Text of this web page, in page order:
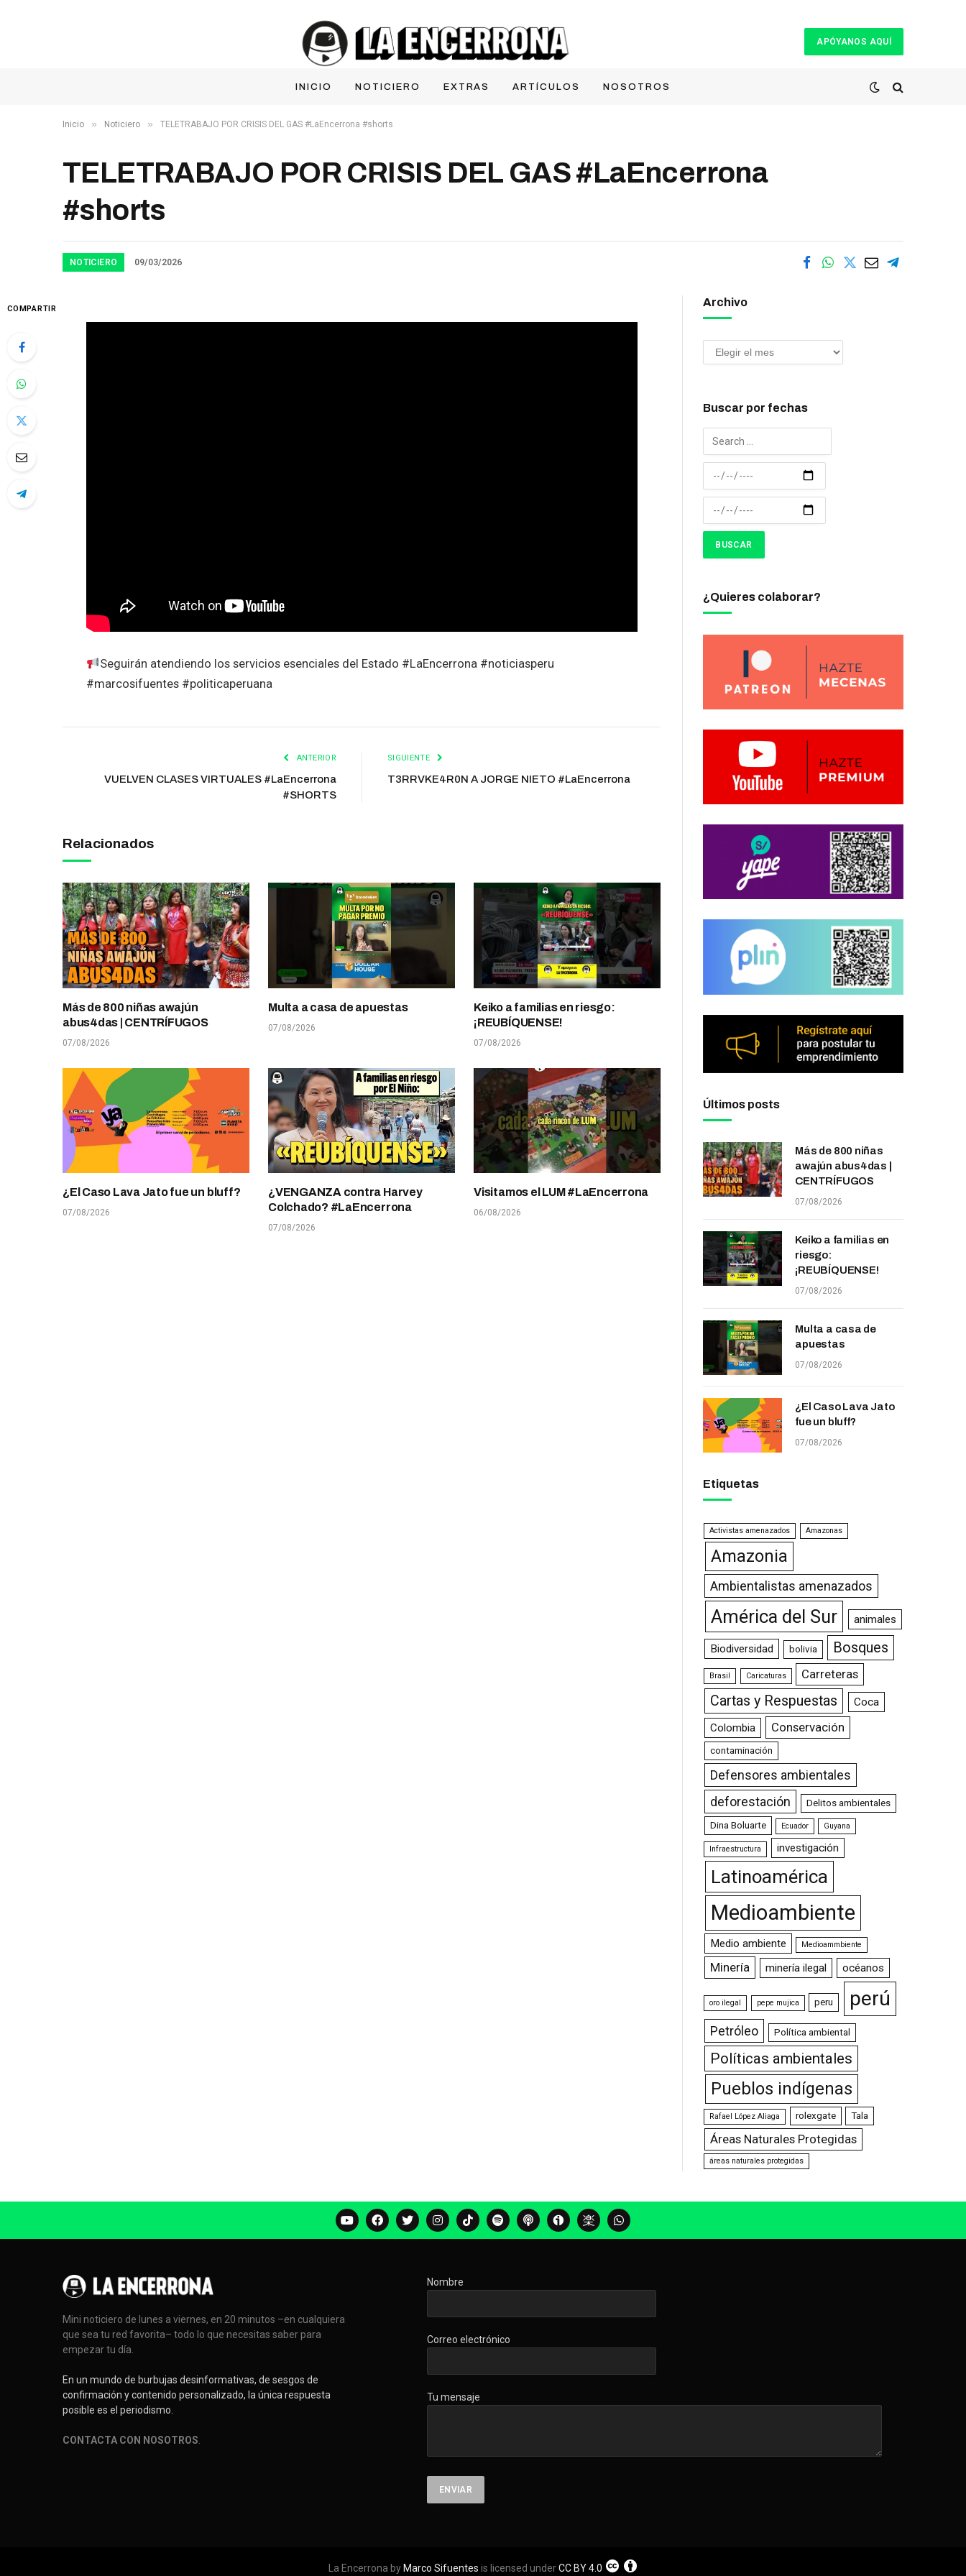
APÓYANOS AQUÍ
INICIO NOTICIERO EXTRAS ARTÍCULOS NOSOTROS
Inicio » Noticiero » TELETRABAJO POR CRISIS DEL GAS #LaEncerrona #shorts
TELETRABAJO POR CRISIS DEL GAS #LaEncerrona
#shorts
NOTICIERO 09/03/2026
COMPARTIR
Seguirán atendiendo los servicios esenciales del Estado #LaEncerrona #noticiasperu
#marcosifuentes #politicaperuana
ANTERIOR
VUELVEN CLASES VIRTUALES #LaEncerrona
#SHORTS
SIGUIENTE
T3RRVKE4R0N A JORGE NIETO #LaEncerrona
Relacionados
Más de 800 niñas awajún
abus4das | CENTRÍFUGOS
07/08/2026
Multa a casa de apuestas
07/08/2026
Keiko a familias en riesgo:
¡REUBÍQUENSE!
07/08/2026
¿El Caso Lava Jato fue un bluff?
07/08/2026
¿VENGANZA contra Harvey
Colchado? #LaEncerrona
07/08/2026
Visitamos el LUM #LaEncerrona
06/08/2026
Archivo
Buscar por fechas
¿Quieres colaborar?
Últimos posts
Más de 800 niñas
awajún abus4das |
CENTRÍFUGOS
07/08/2026
Keiko a familias en
riesgo:
¡REUBÍQUENSE!
07/08/2026
Multa a casa de
apuestas
07/08/2026
¿El Caso Lava Jato
fue un bluff?
07/08/2026
Etiquetas
Activistas amenazados Amazonas
Amazonia
Ambientalistas amenazados
América del Sur animales
Biodiversidad bolivia Bosques
Brasil Caricaturas Carreteras
Cartas y Respuestas
Coca
Colombia
Conservación
contaminación
Defensores ambientales
deforestación
Delitos ambientales
Dina Boluarte Ecuador Guyana
Infraestructura investigación
Latinoamérica
Medioambiente
Medio ambiente Medioammbiente
Minería minería ilegal océanos
oro ilegal pepe mujica peru perú
Petróleo Política ambiental
Políticas ambientales
Pueblos indígenas
Rafael López Aliaga rolexgate Tala
Áreas Naturales Protegidas
áreas naturales protegidas
Mini noticiero de lunes a viernes, en 20 minutos –en cualquiera
que sea tu red favorita– todo lo que necesitas saber para
empezar tu día.
En un mundo de burbujas desinformativas, de sesgos de
confirmación y contenido personalizado, la única respuesta
posible es el periodismo.
CONTACTA CON NOSOTROS
Nombre
Correo electrónico
Tu mensaje
La Encerrona by Marco Sifuentes is licensed underCC BY 4.0